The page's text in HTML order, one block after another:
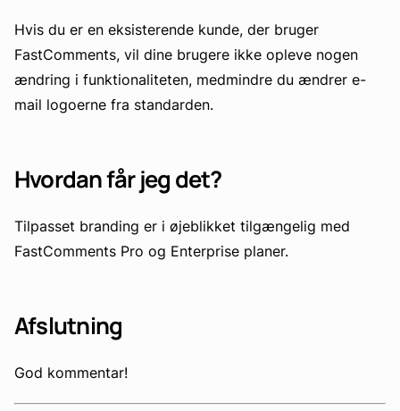
Hvis du er en eksisterende kunde, der bruger
FastComments, vil dine brugere ikke opleve nogen
ændring i funktionaliteten, medmindre du ændrer e-
mail logoerne fra standarden.
Hvordan får jeg det?
Tilpasset branding er i øjeblikket tilgængelig med
FastComments Pro og Enterprise planer.
Afslutning
God kommentar!